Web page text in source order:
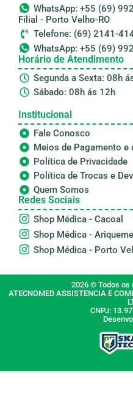
WhatsApp: +55 (69)
Filial - Porto Velho-RO
Telefone: (69) 2141-
WhatsApp: +55 (69)
Horário de Atendimento
Segunda a Sexta: 08h
Sábado: 08h ás 12h
Institucional
Fale Conosco
Meios de Pagamento e
Política de Privacidade
Política de Trocas e
Quem Somos
Redes Sociais
Shop Médica - Cacoal
Shop Médica -
Shop Médica - Porto
2026 © Todos os
ATECNOMED ASSISTENCIA E
CNPJ: